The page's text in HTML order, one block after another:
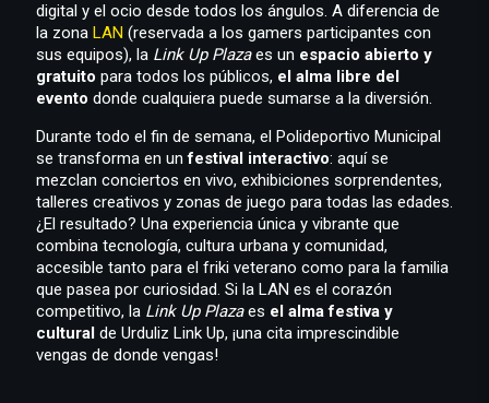
digital y el ocio desde todos los ángulos. A diferencia de
la zona LAN (reservada a los gamers participantes con
sus equipos), la Link Up Plazaes un espacio abierto y
gratuito para todos los públicos, el alma libre del
evento donde cualquiera puede sumarse a la diversión.
Durante todo el fin de semana, el Polideportivo Municipal
se transforma en unfestival interactivo: aquí se
mezclan conciertos en vivo, exhibiciones sorprendentes,
talleres creativos y zonas de juego para todas las edades.
¿El resultado? Una experiencia única y vibrante que
combina tecnología, cultura urbana y comunidad,
accesible tanto para el friki veterano como para la familia
que pasea por curiosidad. Si la LAN es el corazón
competitivo, la Link Up Plazaes el alma festiva y
cultural de Urduliz Link Up, ¡una cita imprescindible
vengas de donde vengas!